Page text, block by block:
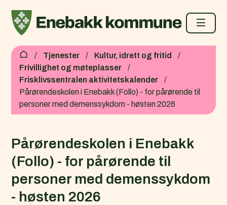
Du er her:Tjenester
Kultur, idrett og fritid
Frivillighet og møteplasser
Frisklivssentralen aktivitetskalender
Pårørendeskolen i Enebakk (Follo) - for pårørende til
personer med demenssykdom - høsten 2026
Pårørendeskolen i Enebakk
(Follo) - for pårørende til
personer med demenssykdom
- høsten 2026